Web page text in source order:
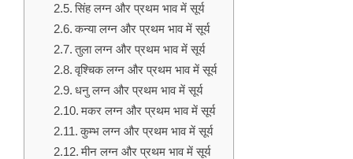
सिंह लग्न और प्रथम भाव में सूर्य
कन्या लग्न और प्रथम भाव में सूर्य
तुला लग्न और प्रथम भाव में सूर्य
वृश्चिक लग्न और प्रथम भाव में सूर्य
धनु लग्न और प्रथम भाव में सूर्य
मकर लग्न और प्रथम भाव में सूर्य
कुम्भ लग्न और प्रथम भाव में सूर्य
मीन लग्न और प्रथम भाव में सूर्य